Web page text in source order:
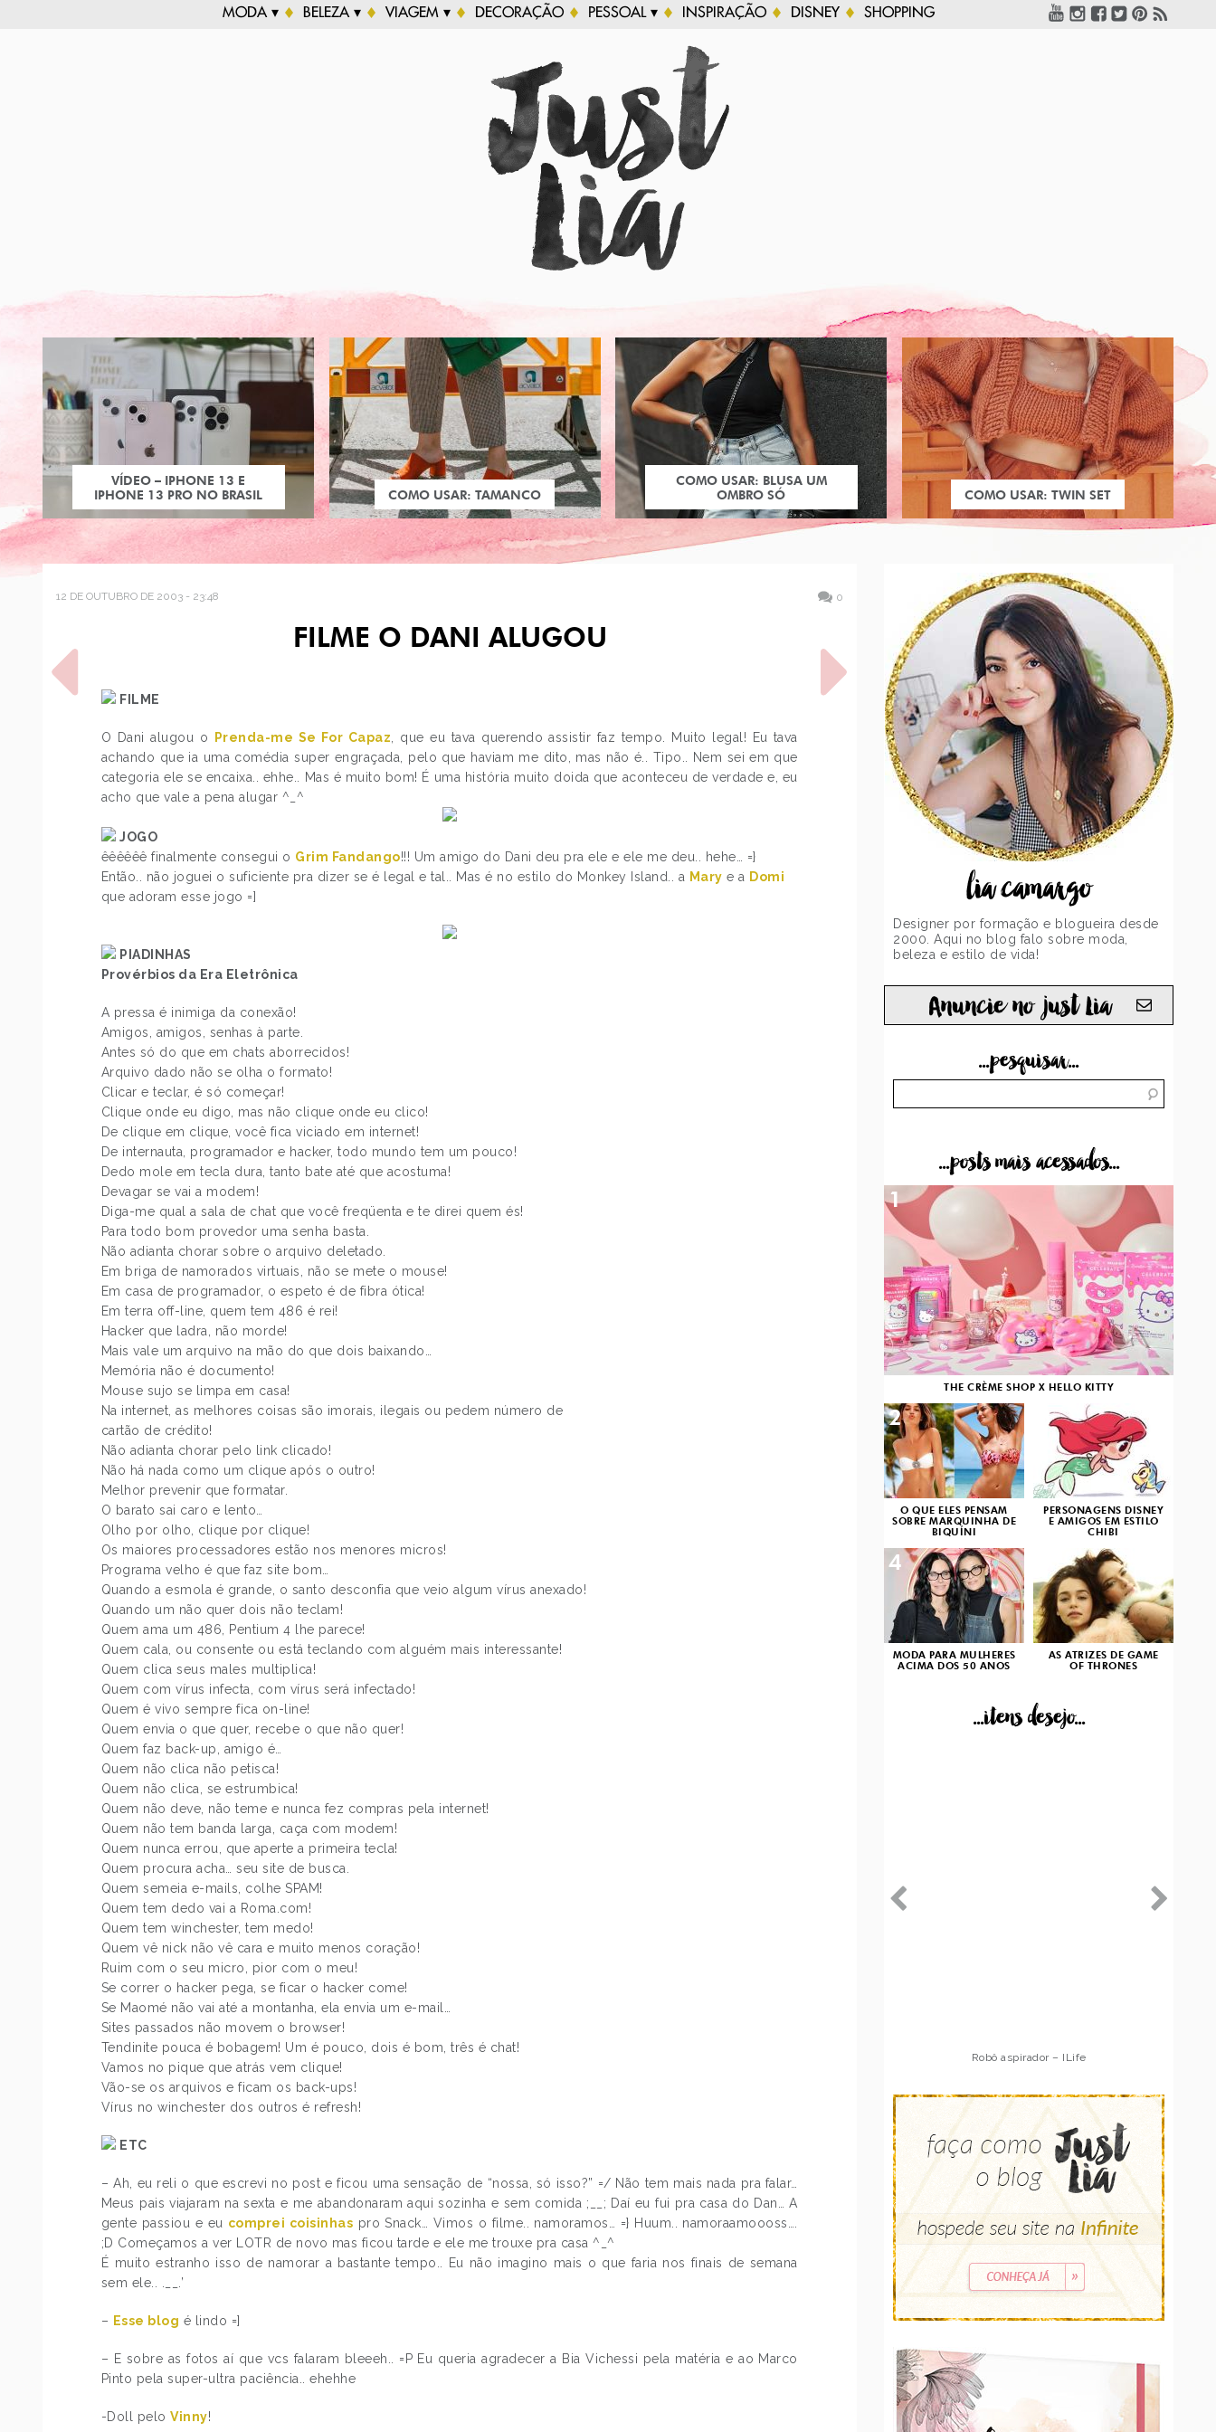
MODA ▾ BELEZA ▾ VIAGEM ▾ DECORAÇÃO PESSOAL ▾ INSPIRAÇÃO DISNEY SHOPPING
VÍDEO – IPHONE 13 E
IPHONE 13 PRO NO BRASIL
COMO USAR: TAMANCO
COMO USAR: BLUSA UM
OMBRO SÓ
COMO USAR: TWIN SET
12 DE OUTUBRO DE 2003 - 23:48 0
FILME O DANI ALUGOU
FILME
O Dani alugou o Prenda-me Se For Capaz , que eu tava querendo assistir faz tempo. Muito legal! Eu tava
achando que ia uma comédia super engraçada, pelo que haviam me dito, mas não é.. Tipo.. Nem sei em que
categoria ele se encaixa.. ehhe.. Mas é muito bom! É uma história muito doida que aconteceu de verdade e, eu
acho que vale a pena alugar ^_^
JOGO
êêêêêê finalmente consegui o Grim Fandango!!! Um amigo do Dani deu pra ele e ele me deu.. hehe… =}
Então.. não joguei o suficiente pra dizer se é legal e tal.. Mas é no estilo do Monkey Island.. a Mary e a Domi
que adoram esse jogo =]
PIADINHAS
Provérbios da Era Eletrônica
A pressa é inimiga da conexão!
Amigos, amigos, senhas à parte.
Antes só do que em chats aborrecidos!
Arquivo dado não se olha o formato!
Clicar e teclar, é só começar!
Clique onde eu digo, mas não clique onde eu clico!
De clique em clique, você fica viciado em internet!
De internauta, programador e hacker, todo mundo tem um pouco!
Dedo mole em tecla dura, tanto bate até que acostuma!
Devagar se vai a modem!
Diga-me qual a sala de chat que você freqüenta e te direi quem és!
Para todo bom provedor uma senha basta.
Não adianta chorar sobre o arquivo deletado.
Em briga de namorados virtuais, não se mete o mouse!
Em casa de programador, o espeto é de fibra ótica!
Em terra off-line, quem tem 486 é rei!
Hacker que ladra, não morde!
Mais vale um arquivo na mão do que dois baixando…
Memória não é documento!
Mouse sujo se limpa em casa!
Na internet, as melhores coisas são imorais, ilegais ou pedem número de
cartão de crédito!
Não adianta chorar pelo link clicado!
Não há nada como um clique após o outro!
Melhor prevenir que formatar.
O barato sai caro e lento…
Olho por olho, clique por clique!
Os maiores processadores estão nos menores micros!
Programa velho é que faz site bom…
Quando a esmola é grande, o santo desconfia que veio algum vírus anexado!
Quando um não quer dois não teclam!
Quem ama um 486, Pentium 4 lhe parece!
Quem cala, ou consente ou está teclando com alguém mais interessante!
Quem clica seus males multiplica!
Quem com vírus infecta, com vírus será infectado!
Quem é vivo sempre fica on-line!
Quem envia o que quer, recebe o que não quer!
Quem faz back-up, amigo é…
Quem não clica não petisca!
Quem não clica, se estrumbica!
Quem não deve, não teme e nunca fez compras pela internet!
Quem não tem banda larga, caça com modem!
Quem nunca errou, que aperte a primeira tecla!
Quem procura acha… seu site de busca.
Quem semeia e-mails, colhe SPAM!
Quem tem dedo vai a Roma.com!
Quem tem winchester, tem medo!
Quem vê nick não vê cara e muito menos coração!
Ruim com o seu micro, pior com o meu!
Se correr o hacker pega, se ficar o hacker come!
Se Maomé não vai até a montanha, ela envia um e-mail…
Sites passados não movem o browser!
Tendinite pouca é bobagem! Um é pouco, dois é bom, três é chat!
Vamos no pique que atrás vem clique!
Vão-se os arquivos e ficam os back-ups!
Vírus no winchester dos outros é refresh!
ETC
– Ah, eu reli o que escrevi no post e ficou uma sensação de “nossa, só isso?” =/ Não tem mais nada pra falar…
Meus pais viajaram na sexta e me abandonaram aqui sozinha e sem comida ;__; Daí eu fui pra casa do Dan… A
gente passiou e eu comprei coisinhas pro Snack… Vimos o filme.. namoramos… =} Huum.. namoraamoooss….
;D Começamos a ver LOTR de novo mas ficou tarde e ele me trouxe pra casa ^_^
É muito estranho isso de namorar a bastante tempo.. Eu não imagino mais o que faria nos finais de semana
sem ele.. .__.’
– Esse blog é lindo =]
– E sobre as fotos aí que vcs falaram bleeeh.. =P Eu queria agradecer a Bia Vichessi pela matéria e ao Marco
Pinto pela super-ultra paciência.. ehehhe
-Doll peloVinny!
POST ANTERIOR
FAÇAMOS 1 MINUTO DE
SILÊNCIO
PRÓXIMO POST
FOTOLOG
lia camargo
Designer por formação e blogueira desde
2000. Aqui no blog falo sobre moda,
beleza e estilo de vida!
Anuncie no just Lia
...pesquisar...
...posts mais acessados...
THE CRÈME SHOP X HELLO KITTY
1
O QUE ELES PENSAM
SOBRE MARQUINHA DE
BIQUÍNI
2
PERSONAGENS DISNEY
E AMIGOS EM ESTILO
CHIBI
3
MODA PARA MULHERES
ACIMA DOS 50 ANOS
4
AS ATRIZES DE GAME
OF THRONES
...itens desejo...
Robô aspirador – ILife